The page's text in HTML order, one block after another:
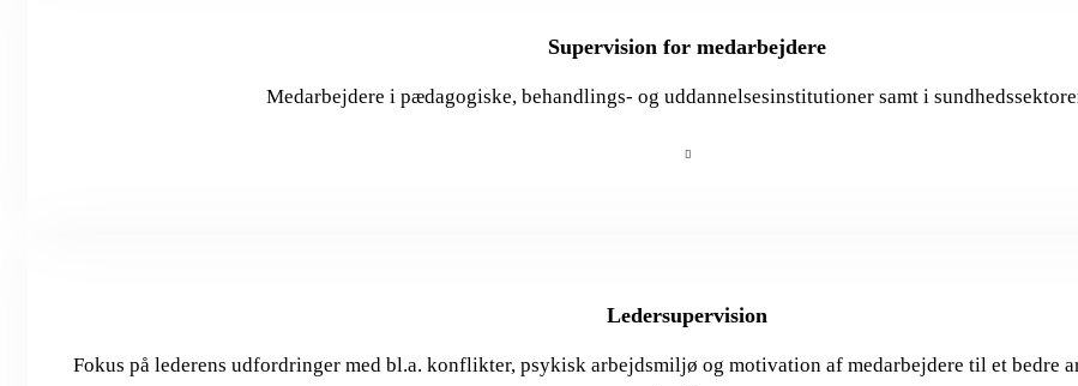
Supervision for medarbejdere
Medarbejdere i pædagogiske, behandlings- og uddannelsesinstitutioner samt i
Ledersupervision
Fokus på lederens udfordringer med bl.a. konflikter, psykisk arbejdsmiljø og motivation af medarbejdere til et bedre